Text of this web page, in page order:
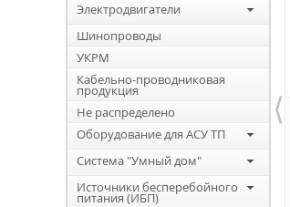
Электродвигатели
Шинопроводы
УКРМ
Кабельно-проводниковая
продукция
Не распределено
Оборудование для АСУ ТП
Система "Умный дом"
Источники бесперебойного
питания (ИБП)
⟨